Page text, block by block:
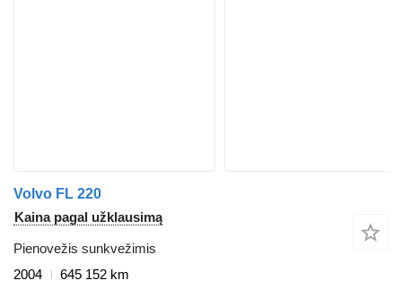
Volvo FL 220
Kaina pagal užklausimą
Pienovežis sunkvežimis
2004
645 152 km